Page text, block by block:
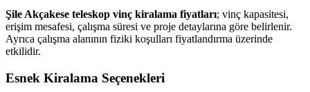
Şile Akçakese teleskop vinç kiralama fiyatları; vinç kapasitesi,
erişim mesafesi, çalışma süresi ve proje detaylarına göre belirlenir.
Ayrıca çalışma alanının fiziki koşulları fiyatlandırma üzerinde
etkilidir.
Esnek Kiralama Seçenekleri